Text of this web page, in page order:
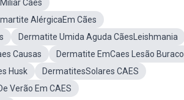
Cães
AlérgicaEm Cães
Dermatite Umida Aguda CãesLeishmania
Causas
Dermatite EmCaes Lesão Buraco
Husk
DermatitesSolares CAES
Verão Em CAES